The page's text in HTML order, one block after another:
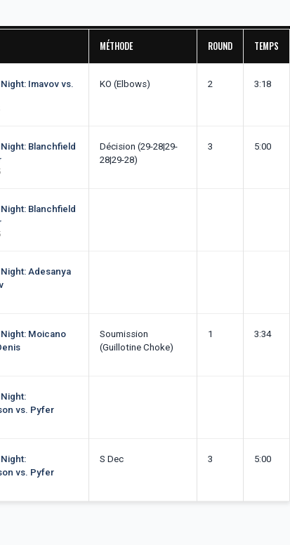
MÉTHODE ROUND TEMPS
Night: Imavov vs.
KO (Elbows) 2 3:18
Night: Blanchfield
Décision (29-28|29-
28|29-28)
3 5:00
Night: Blanchfield
Night: Adesanya
Night: Moicano
Soumission
(Guillotine Choke)
1 3:34
Night:
vs. Pyfer
Night:
vs. Pyfer
S Dec 3 5:00